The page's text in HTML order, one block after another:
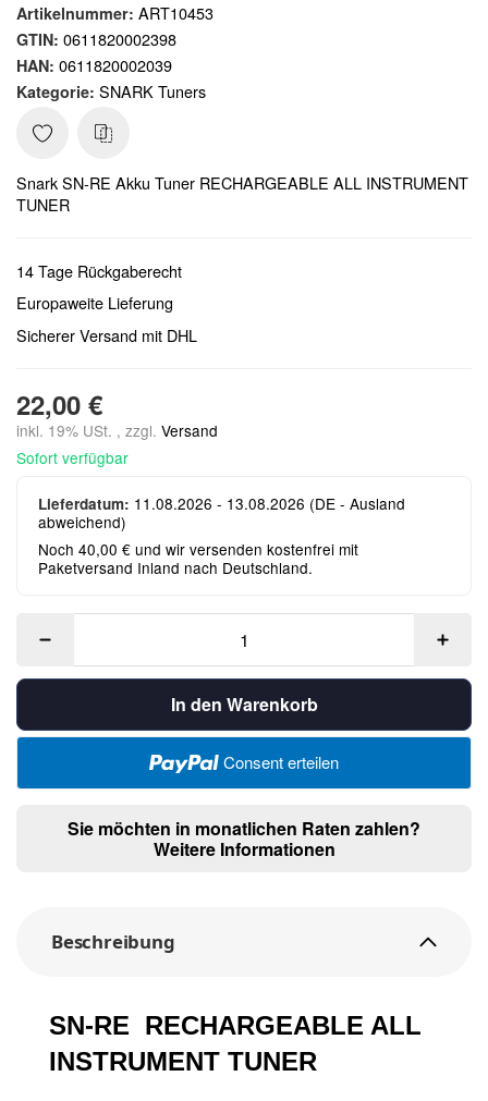
Artikelnummer: ART10453
GTIN: 0611820002398
HAN: 0611820002039
Kategorie: SNARK Tuners
Snark SN-RE Akku Tuner RECHARGEABLE ALL INSTRUMENT
TUNER
14 Tage Rückgaberecht
Europaweite Lieferung
Sicherer Versand mit DHL
22,00 €
inkl. 19% USt. , zzgl. Versand
Sofort verfügbar
Lieferdatum: 11.08.2026 - 13.08.2026 (DE - Ausland
abweichend)
Noch 40,00 € und wir versenden kostenfrei mit
Paketversand Inland nach Deutschland.
In den Warenkorb
Consent erteilen
Sie möchten in monatlichen Raten zahlen?
Weitere Informationen
Beschreibung
SN-RE RECHARGEABLE ALL
INSTRUMENT TUNER